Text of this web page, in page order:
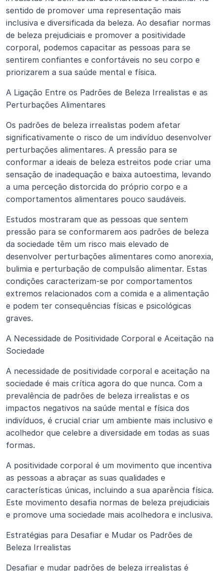
sentido de promover uma representação mais
inclusiva e diversificada da beleza. Ao desafiar normas
de beleza prejudiciais e promover a positividade
corporal, podemos capacitar as pessoas para se
sentirem confiantes e confortáveis no seu corpo e
priorizarem a sua saúde mental e física.
A Ligação Entre os Padrões de Beleza Irrealistas e as
Perturbações Alimentares
Os padrões de beleza irrealistas podem afetar
significativamente o risco de um indivíduo desenvolver
perturbações alimentares. A pressão para se
conformar a ideais de beleza estreitos pode criar uma
sensação de inadequação e baixa autoestima, levando
a uma perceção distorcida do próprio corpo e a
comportamentos alimentares pouco saudáveis.
Estudos mostraram que as pessoas que sentem
pressão para se conformarem aos padrões de beleza
da sociedade têm um risco mais elevado de
desenvolver perturbações alimentares como anorexia,
bulimia e perturbação de compulsão alimentar. Estas
condições caracterizam-se por comportamentos
extremos relacionados com a comida e a alimentação
e podem ter consequências físicas e psicológicas
graves.
A Necessidade de Positividade Corporal e Aceitação na
Sociedade
A necessidade de positividade corporal e aceitação na
sociedade é mais crítica agora do que nunca. Com a
prevalência de padrões de beleza irrealistas e os
impactos negativos na saúde mental e física dos
indivíduos, é crucial criar um ambiente mais inclusivo e
acolhedor que celebre a diversidade em todas as suas
formas.
A positividade corporal é um movimento que incentiva
as pessoas a abraçar as suas qualidades e
características únicas, incluindo a sua aparência física.
Este movimento desafia normas de beleza prejudiciais
e promove uma sociedade mais acolhedora e inclusiva.
Estratégias para Desafiar e Mudar os Padrões de
Beleza Irrealistas
Desafiar e mudar padrões de beleza irrealistas é